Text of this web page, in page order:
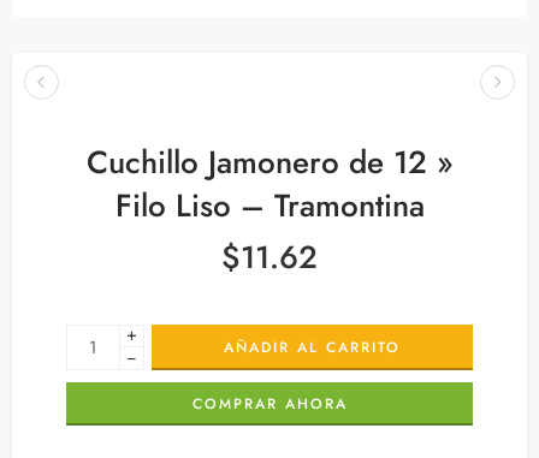
Cuchillo Jamonero de 12 »
Filo Liso – Tramontina
$11.62
+
−
AÑADIR AL CARRITO
COMPRAR AHORA